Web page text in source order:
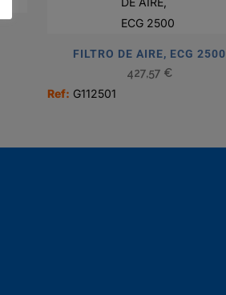
FILTRO DE AIRE, ECG 2500
427,57 €
Ref: G112501